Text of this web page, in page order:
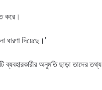
করে।
দিয়েছে।’
অনুমতি ছাড়া তাদের তথ্য